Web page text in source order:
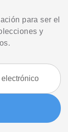
para ser el
y